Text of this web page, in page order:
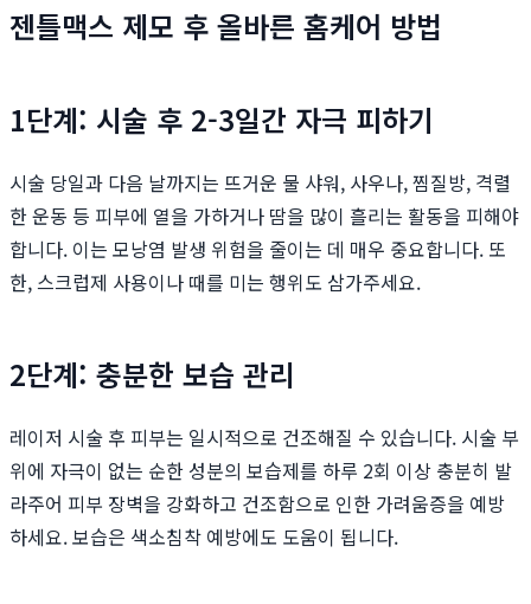
젠틀맥스 제모 후 올바른 홈케어 방법
1단계: 시술 후 2-3일간 자극 피하기
시술 당일과 다음 날까지는 뜨거운 물 샤워, 사우나, 찜질방, 격렬
한 운동 등 피부에 열을 가하거나 땀을 많이 흘리는 활동을 피해야
합니다. 이는 모낭염 발생 위험을 줄이는 데 매우 중요합니다. 또
한, 스크럽제 사용이나 때를 미는 행위도 삼가주세요.
2단계: 충분한 보습 관리
레이저 시술 후 피부는 일시적으로 건조해질 수 있습니다. 시술 부
위에 자극이 없는 순한 성분의 보습제를 하루 2회 이상 충분히 발
라주어 피부 장벽을 강화하고 건조함으로 인한 가려움증을 예방
하세요. 보습은 색소침착 예방에도 도움이 됩니다.